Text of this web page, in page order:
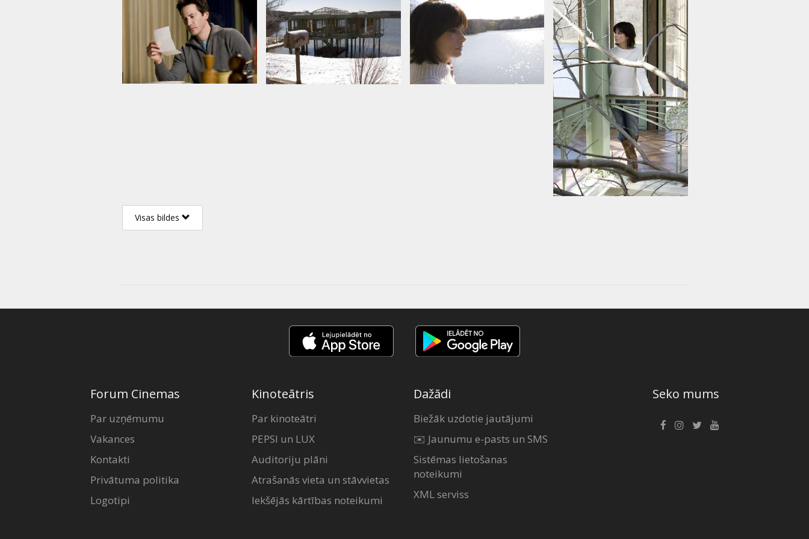
Visas bildes
Forum Cinemas
Par uzņēmumu
Vakances
Kontakti
Privātuma politika
Logotipi
Kinoteātris
Par kinoteātri
PEPSI un LUX
Auditoriju plāni
Atrašanās vieta un stāvvietas
Iekšējās kārtības noteikumi
Dažādi
Biežāk uzdotie jautājumi
✉️ Jaunumu e-pasts un SMS
Sistēmas lietošanas
noteikumi
XML serviss
Seko mums